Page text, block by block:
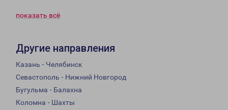
показать всё
Другие направления
Казань - Челябинск
Севастополь - Нижний Новгород
Бугульма - Балахна
Коломна - Шахты